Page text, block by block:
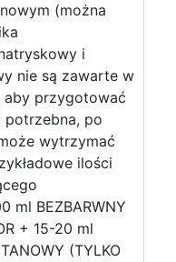
(można
i
nie są zawarte w
aby przygotować
po
wytrzymać
ilości
ml BEZBARWNY
+ 15-20 ml
(TYLKO